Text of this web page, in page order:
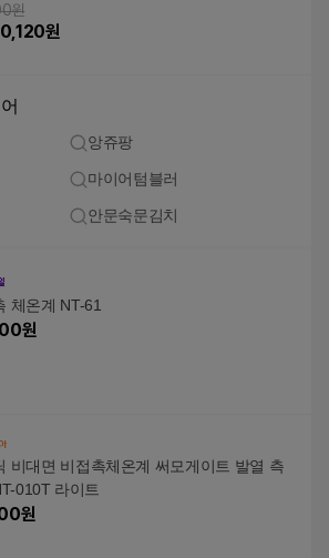
원
원
앙쥬팡
마이어텀블러
안문숙문김치
체온계 NT-61
원
비대면 비접촉체온계 써모게이트 발열 측
010T 라이트
원